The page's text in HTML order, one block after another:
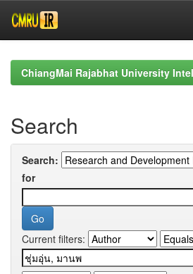
navigationChiangMai Rajabhat University
Search
Search:
for
Current filters: